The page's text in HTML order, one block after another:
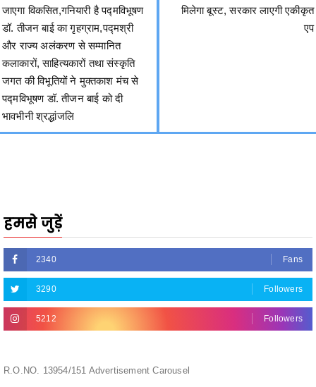
जाएगा विकसित,गनियारी है पद्मविभूषण
डॉ. तीजन बाई का गृहग्राम,पद्मश्री
और राज्य अलंकरण से सम्मानित
कलाकारों, साहित्यकारों तथा संस्कृति
जगत की विभूतियों ने मुक्तकाश मंच से
पद्मविभूषण डॉ. तीजन बाई को दी
भावभीनी श्रद्धांजलि
मिलेगा बूस्ट, सरकार लाएगी एकीकृत
एप
हमसे जुड़ें
2340 Fans
3290 Followers
5212 Followers
R.O.NO. 13954/151 Advertisement Carousel